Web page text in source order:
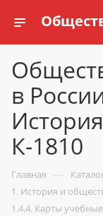
в
К-1810
Главная —
1. История и
1.4.4. Карты